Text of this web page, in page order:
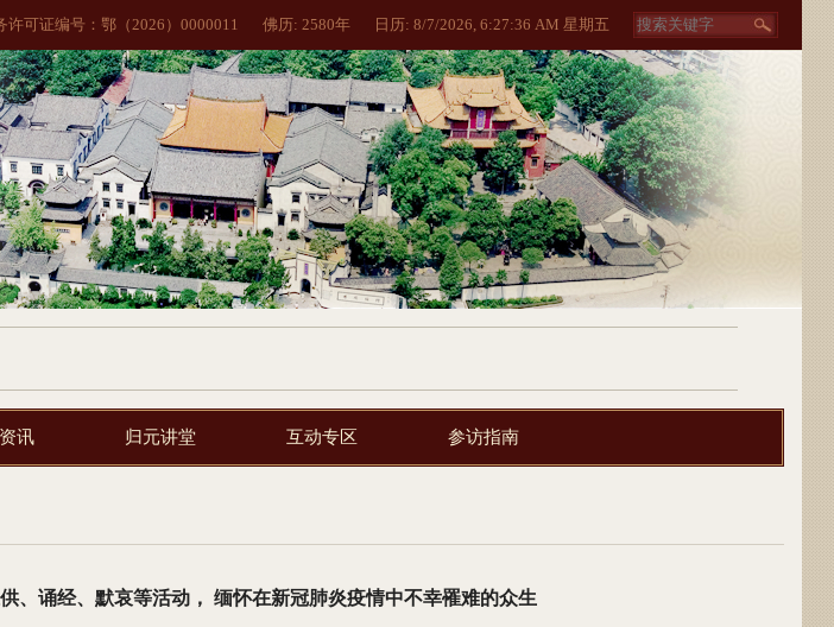
许可证编号：鄂（2026）0000011 佛历: 2580年 日历: 8/7/2026, 6:27:37 AM 星期五
讯 归元讲堂 互动专区 参访指南
、诵经、默哀等活动， 缅怀在新冠肺炎疫情中不幸罹难的众生